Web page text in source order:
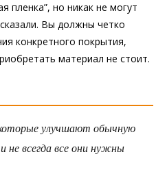
пленка”, но никак не могут
Вы должны четко
конкретного покрытия,
материал не стоит.
улучшают обычную
не всегда все они нужны